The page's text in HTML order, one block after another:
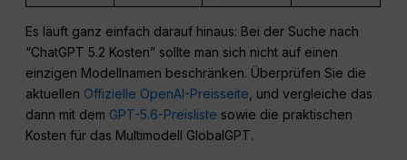
Es läuft ganz einfach darauf hinaus: Bei der Suche nach
“ChatGPT 5.2 Kosten” sollte man sich nicht auf einen
einzigen Modellnamen beschränken. Überprüfen Sie die
aktuellen Offizielle OpenAI-Preisseite , und vergleiche das
dann mit dem GPT-5.6-Preisliste sowie die praktischen
Kosten für das Multimodell GlobalGPT.